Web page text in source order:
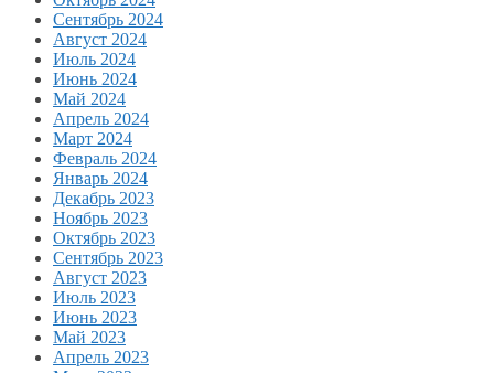
Сентябрь 2024
Август 2024
Июль 2024
Июнь 2024
Май 2024
Апрель 2024
Март 2024
Февраль 2024
Январь 2024
Декабрь 2023
Ноябрь 2023
Октябрь 2023
Сентябрь 2023
Август 2023
Июль 2023
Июнь 2023
Май 2023
Апрель 2023